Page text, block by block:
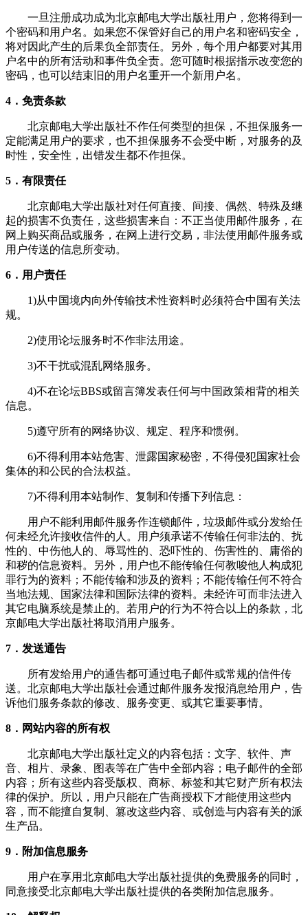
一旦注册成功成为北京邮电大学出版社用户，您将得到一
个密码和用户名。如果您不保管好自己的用户名和密码安全，
将对因此产生的后果负全部责任。另外，每个用户都要对其用
户名中的所有活动和事件负全责。您可随时根据指示改变您的
密码，也可以结束旧的用户名重开一个新用户名。
4．免责条款
北京邮电大学出版社不作任何类型的担保，不担保服务一
定能满足用户的要求，也不担保服务不会受中断，对服务的及
时性，安全性，出错发生都不作担保。
5．有限责任
北京邮电大学出版社对任何直接、间接、偶然、特殊及继
起的损害不负责任，这些损害来自：不正当使用邮件服务，在
网上购买商品或服务，在网上进行交易，非法使用邮件服务或
用户传送的信息所变动。
6．用户责任
1)从中国境内向外传输技术性资料时必须符合中国有关法
规。
2)使用论坛服务时不作非法用途。
3)不干扰或混乱网络服务。
4)不在论坛BBS或留言簿发表任何与中国政策相背的相关
信息。
5)遵守所有的网络协议、规定、程序和惯例。
6)不得利用本站危害、泄露国家秘密，不得侵犯国家社会
集体的和公民的合法权益。
7)不得利用本站制作、复制和传播下列信息：
用户不能利用邮件服务作连锁邮件，垃圾邮件或分发给任
何未经允许接收信件的人。用户须承诺不传输任何非法的、扰
性的、中伤他人的、辱骂性的、恐吓性的、伤害性的、庸俗的
和秽的信息资料。另外，用户也不能传输任何教唆他人构成犯
罪行为的资料；不能传输和涉及的资料；不能传输任何不符合
当地法规、国家法律和国际法律的资料。未经许可而非法进入
其它电脑系统是禁止的。若用户的行为不符合以上的条款，北
京邮电大学出版社将取消用户服务。
7．发送通告
所有发给用户的通告都可通过电子邮件或常规的信件传
送。北京邮电大学出版社会通过邮件服务发报消息给用户，告
诉他们服务条款的修改、服务变更、或其它重要事情。
8．网站内容的所有权
北京邮电大学出版社定义的内容包括：文字、软件、声
音、相片、录象、图表等在广告中全部内容；电子邮件的全部
内容；所有这些内容受版权、商标、标签和其它财产所有权法
律的保护。所以，用户只能在广告商授权下才能使用这些内
容，而不能擅自复制、篡改这些内容、或创造与内容有关的派
生产品。
9．附加信息服务
用户在享用北京邮电大学出版社提供的免费服务的同时，
同意接受北京邮电大学出版社提供的各类附加信息服务。